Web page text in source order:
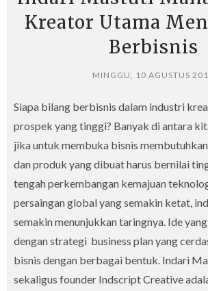
Kreator Utama
Berbisnis
MINGGU, 10 AGUSTUS
Siapa bilang berbisnis dalam industri
prospek yang tinggi? Banyak di antara
jika untuk membuka bisnis
dan produk yang dibuat harus bernilai
tengah perkembangan kemajuan
persaingan global yang semakin ketat,
semakin menunjukkan taringnya. Ide
dengan strategi business plan yang
bisnis dengan berbagai bentuk. Indari
sekaligus founder Indscript Creative